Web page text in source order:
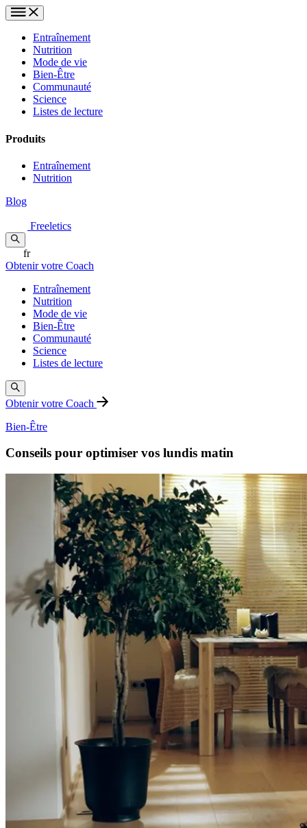
Entraînement
Nutrition
Mode de vie
Bien-Être
Communauté
Science
Listes de lecture
Produits
Entraînement
Nutrition
Blog
Freeletics
fr
Obtenir votre Coach
Entraînement
Nutrition
Mode de vie
Bien-Être
Communauté
Science
Listes de lecture
Obtenir votre Coach
Bien-Être
Conseils pour optimiser vos lundis matin